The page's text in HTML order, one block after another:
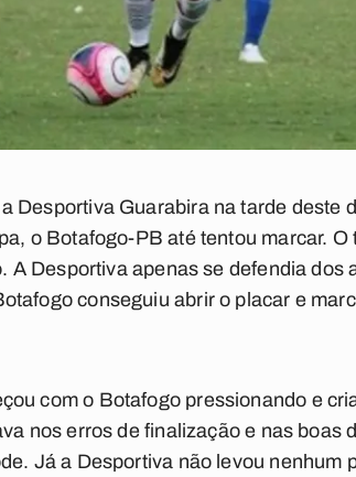
Desportiva Guarabira na tarde deste
o Botafogo-PB até tentou marcar.
A Desportiva apenas se defendia
conseguiu abrir o placar e
com o Botafogo pressionando e
nos erros de finalização e nas boas
Já a Desportiva não levou nenhum